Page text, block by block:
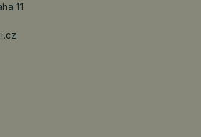
11